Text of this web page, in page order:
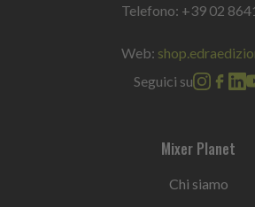
Telefono: +39 02
Web:
Seguici su
Mixer Planet
Chi siamo